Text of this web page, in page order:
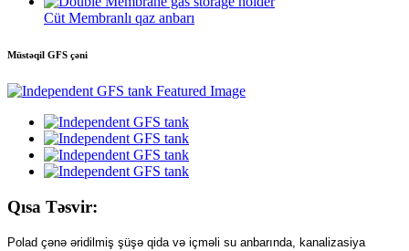
Cüt Membranlı qaz anbarı
Müstəqil GFS çəni
Qısa Təsvir:
Polad çənə əridilmiş şüşə qida və içməli su anbarında, kanalizasiya